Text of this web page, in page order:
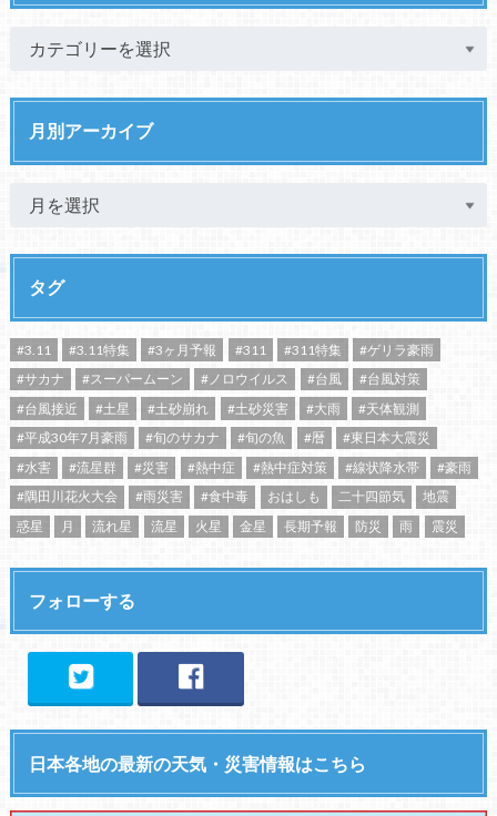
月別アーカイブ
タグ
#3.11 #3.11特集 #3ヶ月予報 #311 #311特集
#ゲリラ豪雨
#サカナ
#スーパームーン #ノロウイルス #台風
#台風対策
#台風接近
#土星 #土砂崩れ #土砂災害 #大雨
#天体観測
#平成30年7月豪雨
#旬のサカナ #旬の魚 #暦
#東日本大震災
#水害
#流星群 #災害 #熱中症 #熱中症対策 #線状降水帯
#豪雨
#隅田川花火大会
#雨災害 #食中毒 おはしも 二十四節気
地震
惑星
月 流れ星 流星 火星 金星 長期予報 防災 雨 震災
フォローする
日本各地の最新の天気・災害情報はこちら